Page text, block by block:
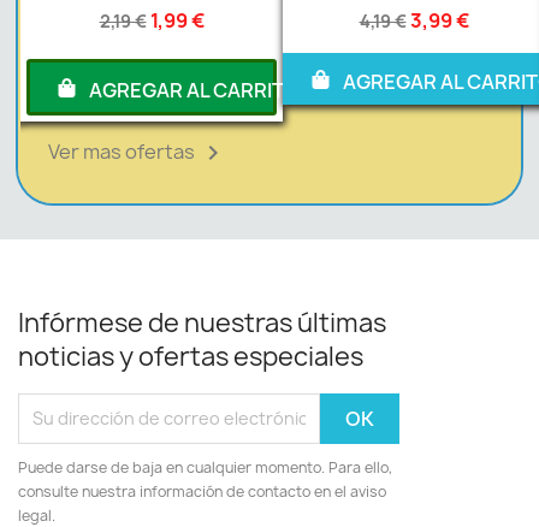
2,19 € 1,99 €
AGREGAR AL CARRITO
4,19 €3,99 €
AGREGAR AL
Ver mas ofertas 
Infórmese de nuestras últimas
noticias y ofertas especiales
Puede darse de baja en cualquier momento. Para ello,
consulte nuestra información de contacto en el aviso
legal.